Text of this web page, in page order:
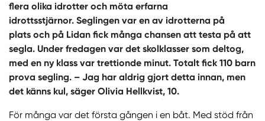
flera olika idrotter och möta erfarna
idrottsstjärnor. Seglingen var en av idrotterna på
plats och på Lidan fick många chansen att testa på att
segla. Under fredagen var det skolklasser som deltog,
med en ny klass var trettionde minut. Totalt fick 110 barn
prova segling. – Jag har aldrig gjort detta innan, men
det känns kul, säger Olivia Hellkvist, 10.
För många var det första gången i en båt. Med stöd från